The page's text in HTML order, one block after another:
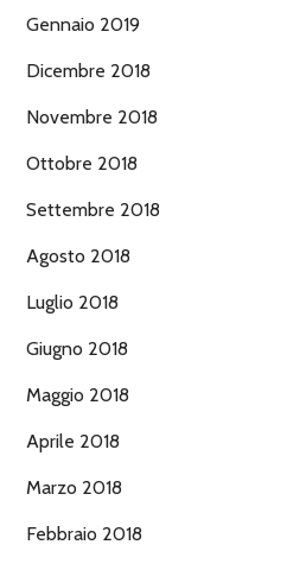
Gennaio 2019
Dicembre 2018
Novembre 2018
Ottobre 2018
Settembre 2018
Agosto 2018
Luglio 2018
Giugno 2018
Maggio 2018
Aprile 2018
Marzo 2018
Febbraio 2018